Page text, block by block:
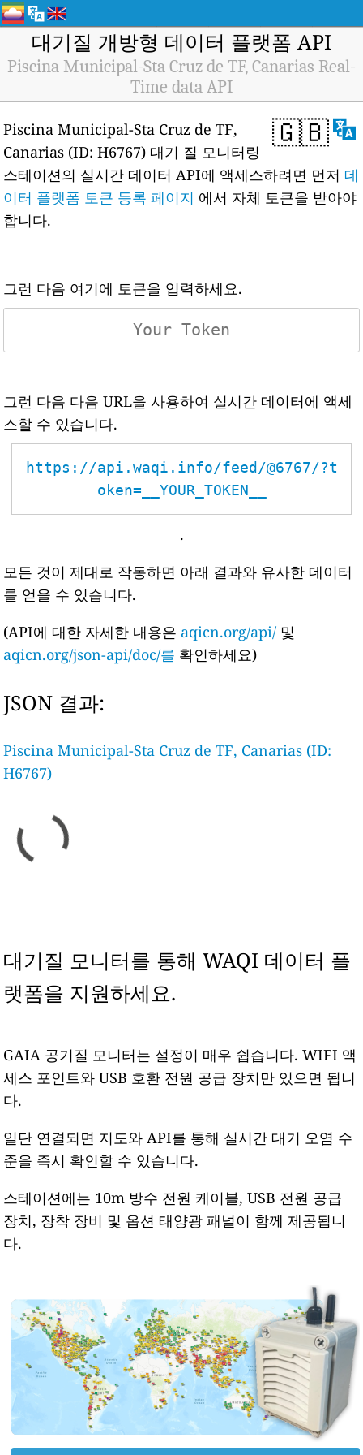
대기질 개방형 데이터 플랫폼 API
Piscina Municipal-Sta Cruz de TF, Canarias Real-
Time data API
🇬🇧
Piscina Municipal-Sta Cruz de TF,
Canarias (ID: H6767) 대기 질 모니터링
스테이션의 실시간 데이터 API에 액세스하려면 먼저 데
이터 플랫폼 토큰 등록 페이지 에서 자체 토큰을 받아야
합니다.
그런 다음 여기에 토큰을 입력하세요.
그런 다음 다음 URL을 사용하여 실시간 데이터에 액세
스할 수 있습니다.
https://api.waqi.info/feed/@6767/?t
oken=__YOUR_TOKEN__
.
모든 것이 제대로 작동하면 아래 결과와 유사한 데이터
를 얻을 수 있습니다.
(API에 대한 자세한 내용은 aqicn.org/api/ 및
aqicn.org/json-api/doc/를 확인하세요)
JSON 결과:
Piscina Municipal-Sta Cruz de TF, Canarias (ID:
H6767)
대기질 모니터를 통해 WAQI 데이터 플
랫폼을 지원하세요.
GAIA 공기질 모니터는 설정이 매우 쉽습니다. WIFI 액
세스 포인트와 USB 호환 전원 공급 장치만 있으면 됩니
다.
일단 연결되면 지도와 API를 통해 실시간 대기 오염 수
준을 즉시 확인할 수 있습니다.
스테이션에는 10m 방수 전원 케이블, USB 전원 공급
장치, 장착 장비 및 옵션 태양광 패널이 함께 제공됩니
다.